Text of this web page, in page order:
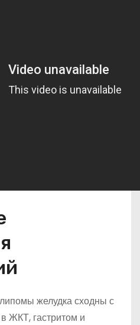
желудка сходны с
ЖКТ, гастритом и